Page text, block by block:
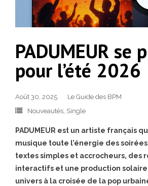
PADUMEUR se
pour l’été 2026
Août 30, 2025
Le Guide des BPM
Nouveautés, Single
PADUMEUR est un artiste français
musique toute l’énergie des soirées
textes simples et accrocheurs, des
interactifs et une production
univers à la croisée de la pop